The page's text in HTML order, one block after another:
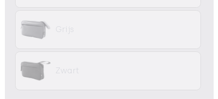
Grijs
Zwart